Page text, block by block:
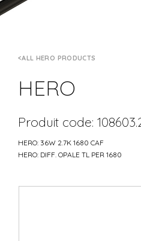
ALL HERO PRODUCTS
HERO
Produit code:
HERO: 36W 2.7K 1680 CAF
HERO: DIFF. OPALE TL PER 1680